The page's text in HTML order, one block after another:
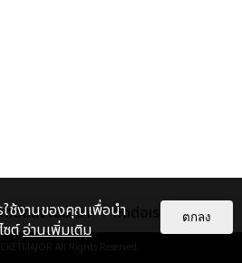
ต่อลงโฆษณา ติดต่อเรา
All Rights Reserved.
ใช้งานของคุณเพื่อนำ
ซต์อ่านเพิ่มเติม
ตกลง